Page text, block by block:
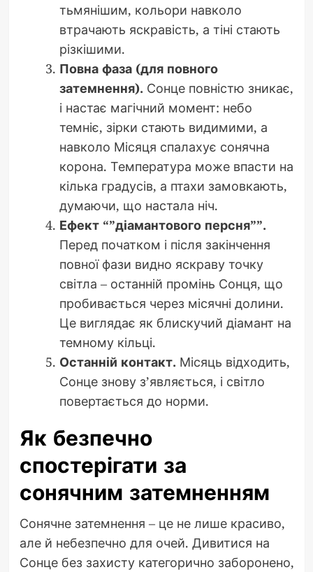
тьмянішим, кольори навколо
втрачають яскравість, а тіні стають
різкішими.
Повна фаза (для повного
затемнення). Сонце повністю зникає,
і настає магічний момент: небо
темніє, зірки стають видимими, а
навколо Місяця спалахує сонячна
корона. Температура може впасти на
кілька градусів, а птахи замовкають,
думаючи, що настала ніч.
Ефект “”діамантового персня””.
Перед початком і після закінчення
повної фази видно яскраву точку
світла – останній промінь Сонця, що
пробивається через місячні долини.
Це виглядає як блискучий діамант на
темному кільці.
Останній контакт. Місяць відходить,
Сонце знову з’являється, і світло
повертається до норми.
Як безпечно
спостерігати за
сонячним затемненням
Сонячне затемнення – це не лише красиво,
але й небезпечно для очей. Дивитися на
Сонце без захисту категорично заборонено,